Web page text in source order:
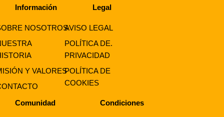
Información Legal
NOSOTROS
Y VALORES
AVISO LEGAL
POLÍTICA DE.
PRIVACIDAD
POLÍTICA DE
COOKIES
Comunidad Condiciones